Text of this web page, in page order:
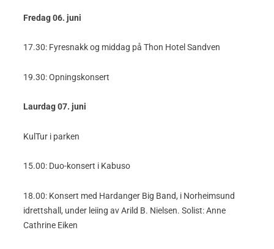
Fredag 06. juni
17.30: Fyresnakk og middag på Thon Hotel Sandven
19.30: Opningskonsert
Laurdag 07. juni
KulTur i parken
15.00: Duo-konsert i Kabuso
18.00: Konsert med Hardanger Big Band, i Norheimsund
idrettshall, under leiing av Arild B. Nielsen. Solist: Anne
Cathrine Eiken